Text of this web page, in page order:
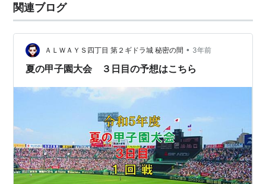
関連ブログ
ＡＬＷＡＹＳ四丁目 第２ギドラ城 秘密の間 • 3年前
夏の甲子園大会 ３日目の予想はこちら